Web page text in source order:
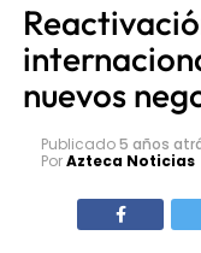
nuevos
Publicado5 años
PorAzteca Noticias